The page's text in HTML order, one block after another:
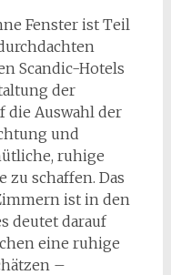
Fenster ist Teil
Scandic-Hotels
der
die Auswahl der
und
ruhige
zu schaffen. Das
ist in den
deutet darauf
eine ruhige
–